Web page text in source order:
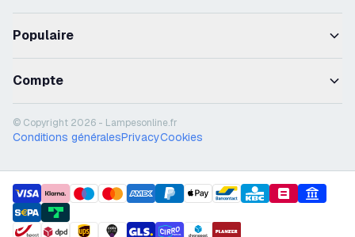
Populaire
Compte
© Copyright 2026 - Lampesonline.fr
Conditions généralesPrivacyCookies
payment methods